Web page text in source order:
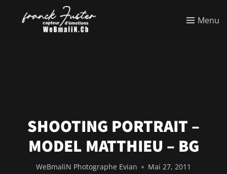
Menu
SHOOTING PORTRAIT –
MODEL MATTHIEU – BG
WeBmaliN Photographe Evian Mai 27, 2011